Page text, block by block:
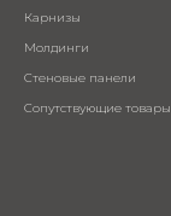
Карнизы
Молдинги
Стеновые панели
Сопутствующие товары